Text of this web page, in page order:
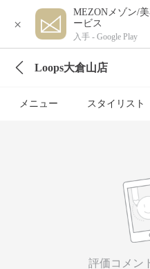
×
MEZONメゾン/
ービス
入手 - Google Play
Loops大倉山店
メニュー スタイリスト
評価コメン